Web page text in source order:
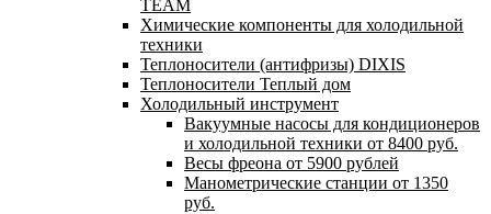
TEAM
Химические компоненты для холодильной
техники
Теплоносители (антифризы) DIXIS
Теплоносители Теплый дом
Холодильный инструмент
Вакуумные насосы для кондиционеров
и холодильной техники от 8400 руб.
Весы фреона от 5900 рублей
Манометрические станции от 1350
руб.